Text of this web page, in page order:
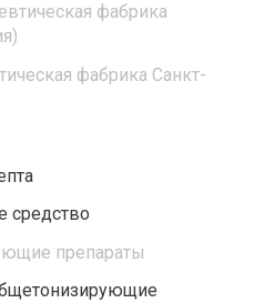
фабрика
фабрика Санкт-
средство
препараты